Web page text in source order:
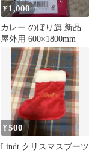
¥ 1,000
カレー のぼり旗 新品
屋外用 600×1800mm
¥500
Lindt クリスマスブーツ